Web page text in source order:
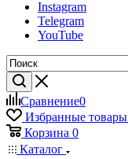
Instagram
Telegram
YouTube
Сравнение0
Избранные товары
Корзина 0
Каталог